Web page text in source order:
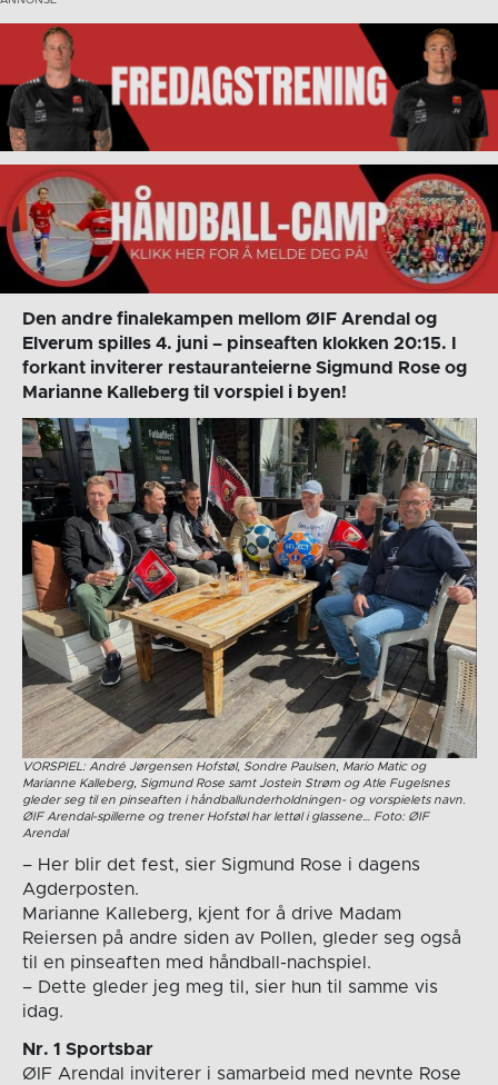
Den andre finalekampen mellom ØIF Arendal og
Elverum spilles 4. juni – pinseaften klokken 20:15. I
forkant inviterer restauranteierne Sigmund Rose og
Marianne Kalleberg til vorspiel i byen!
VORSPIEL: André Jørgensen Hofstøl, Sondre Paulsen, Mario Matic og
Marianne Kalleberg, Sigmund Rose samt Jostein Strøm og Atle Fugelsnes
gleder seg til en pinseaften i håndballunderholdningen- og vorspielets navn.
ØIF Arendal-spillerne og trener Hofstøl har lettøl i glassene… Foto: ØIF
Arendal
– Her blir det fest, sier Sigmund Rose i dagens
Agderposten.
Marianne Kalleberg, kjent for å drive Madam
Reiersen på andre siden av Pollen, gleder seg også
til en pinseaften med håndball-nachspiel.
– Dette gleder jeg meg til, sier hun til samme vis
idag.
Nr. 1 Sportsbar
ØIF Arendal inviterer i samarbeid med nevnte Rose